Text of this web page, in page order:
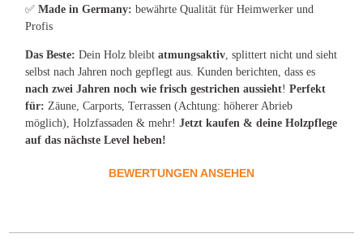
✅Made in Germany: bewährte Qualität für Heimwerker und
Profis
Das Beste: Dein Holz bleibtatmungsaktiv, splittert nicht und sieht
selbst nach Jahren noch gepflegt aus. Kunden berichten, dass es
nach zwei Jahren noch wie frisch gestrichen aussieht! Perfekt
für: Zäune, Carports, Terrassen (Achtung: höherer Abrieb
möglich), Holzfassaden & mehr! Jetzt kaufen & deine Holzpflege
auf das nächste Level heben!
BEWERTUNGEN ANSEHEN